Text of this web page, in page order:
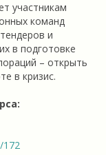
участникам
команд
и
в подготовке
– открыть
в кризис.
172